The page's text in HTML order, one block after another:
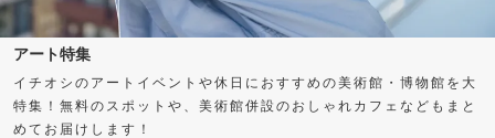
アート特集
イチオシのアートイベントや休日におすすめの美術館・博物館を大
特集！無料のスポットや、美術館併設のおしゃれカフェなどもまと
めてお届けします！